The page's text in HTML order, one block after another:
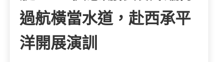
過航橫當水道，赴西承平
洋開展演訓